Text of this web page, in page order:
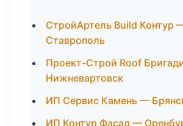
СтройАртель Build Контур
Ставрополь
Проект-Строй Roof
Нижневартовск
ИП Сервис Камень —
ИП Контур Фасад —